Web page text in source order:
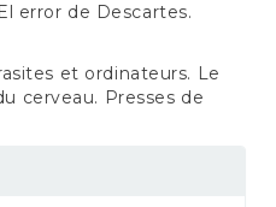
error de Descartes.
et ordinateurs. Le
cerveau. Presses de